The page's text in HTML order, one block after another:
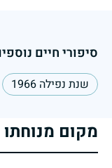
סיפורי חיים
שנת נפילה 1966
מקום מנוחתו